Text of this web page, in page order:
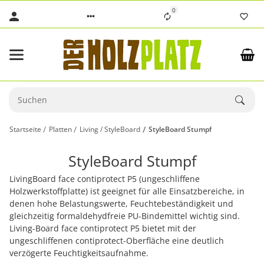
0
Startseite Platten Living / StyleBoard StyleBoard Stumpf
StyleBoard Stumpf
LivingBoard face contiprotect P5 (ungeschliffene
Holzwerkstoffplatte) ist geeignet für alle Einsatzbereiche, in
denen hohe Belastungswerte, Feuchtebeständigkeit und
gleichzeitig formaldehydfreie PU-Bindemittel wichtig sind.
Living-Board face contiprotect P5 bietet mit der
ungeschliffenen contiprotect-Oberfläche eine deutlich
verzögerte Feuchtigkeitsaufnahme.